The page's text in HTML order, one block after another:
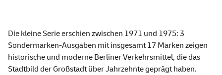
Die kleine Serie erschien zwischen 1971 und 1975: 3
Sondermarken-Ausgaben mit insgesamt 17 Marken zeigen
historische und moderne Berliner Verkehrsmittel, die das
Stadtbild der Großstadt über Jahrzehnte geprägt haben.